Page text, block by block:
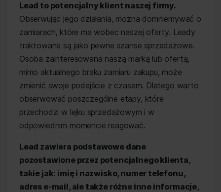
Lead to potencjalny klient naszej firmy.
Obserwując jego działania, można domniemywać o
zamiarach, które ma wobec naszej oferty. Leady
traktowane są jako pewne szanse sprzedażowe.
Osoba zainteresowana naszą marką lub ofertą,
mimo aktualnego braku zamiaru zakupu, może
zmienić swoje podejście z czasem. Dlatego warto
obserwować poszczególne etapy, które
przechodzi w lejku sprzedażowym i w
odpowiednim momencie reagować.
Lead zawiera podstawowe dane
pozostawione przez potencjalnego klienta,
takie jak: imię i nazwisko, numer telefonu,
adres e-mail, ale także różne inne informacje,